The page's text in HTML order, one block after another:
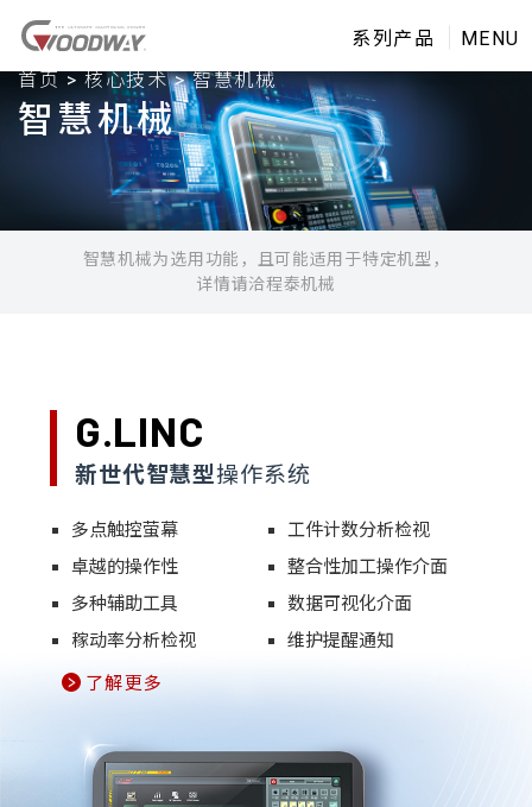
系列产品
MENU
首页 >核心技术>智慧机械
智慧机械
智慧机械为选用功能， 且可能适用于特定机型，
详情请洽程泰机械
G.LINC
新世代智慧型操作系统
多点触控萤幕
卓越的操作性
多种辅助工具
稼动率分析检视
工件计数分析检视
整合性加工操作介面
数据可视化介面
维护提醒通知
了解更多